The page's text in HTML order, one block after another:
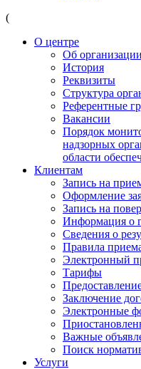
(
О центре
Об организации
История
Реквизиты
Структура
Референтные
Вакансии
Порядок
надзорных
области
Клиентам
Запись на
Оформление
Запись на
Информация о
Сведения о
Правила
Электронный
Тарифы
Заключение
Электронные
Важные
Поиск
Услуги